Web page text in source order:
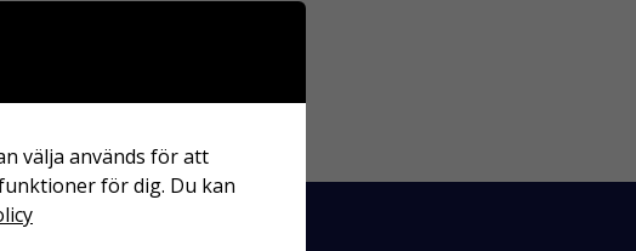
välja används för att
för dig. Du kan